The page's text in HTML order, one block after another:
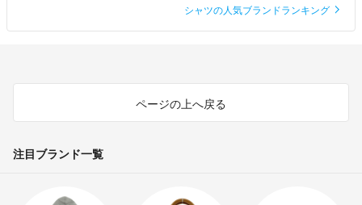
シャツの人気ブランドランキング
ページの上へ戻る
注目ブランド一覧